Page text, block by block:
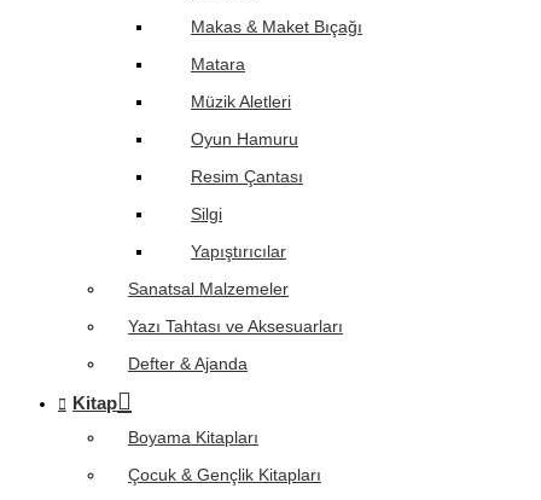
Makas & Maket Bıçağı
Matara
Müzik Aletleri
Oyun Hamuru
Resim Çantası
Silgi
Yapıştırıcılar
Sanatsal Malzemeler
Yazı Tahtası ve Aksesuarları
Defter & Ajanda
Kitap
Boyama Kitapları
Çocuk & Gençlik Kitapları